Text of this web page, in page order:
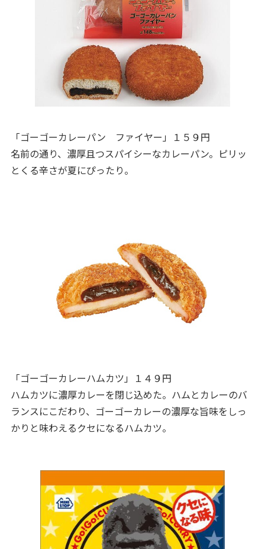
「ゴーゴーカレーパン ファイヤー」１５９円
名前の通り、濃厚且つスパイシーなカレーパン。ピリッ
とくる辛さが夏にぴったり。
「ゴーゴーカレーハムカツ」１４９円
ハムカツに濃厚カレーを閉じ込めた。ハムとカレーのバ
ランスにこだわり、ゴーゴーカレーの濃厚な旨味をしっ
かりと味わえるクセになるハムカツ。